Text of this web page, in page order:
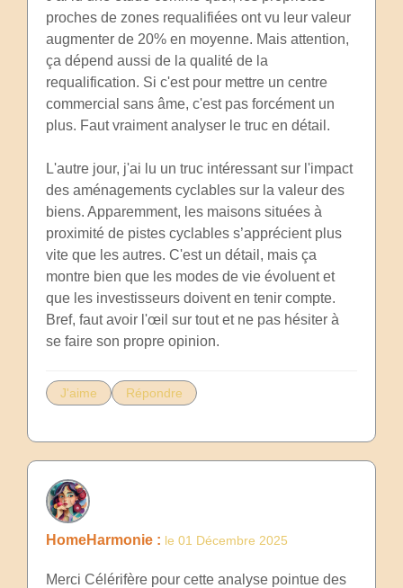
proches de zones requalifiées ont vu leur valeur
augmenter de 20% en moyenne. Mais attention,
ça dépend aussi de la qualité de la
requalification. Si c'est pour mettre un centre
commercial sans âme, c'est pas forcément un
plus. Faut vraiment analyser le truc en détail.
L'autre jour, j'ai lu un truc intéressant sur l'impact
des aménagements cyclables sur la valeur des
biens. Apparemment, les maisons situées à
proximité de pistes cyclables s’apprécient plus
vite que les autres. C'est un détail, mais ça
montre bien que les modes de vie évoluent et
que les investisseurs doivent en tenir compte.
Bref, faut avoir l'œil sur tout et ne pas hésiter à
se faire son propre opinion.
J'aime Répondre
HomeHarmonie : le 01 Décembre 2025
Merci Célérifère pour cette analyse pointue des